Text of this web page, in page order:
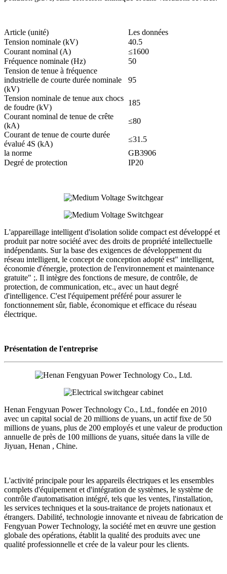
Article (unité)
Les données
Tension nominale (kV)
40.5
Courant nominal (A)
≤1600
Fréquence nominale (Hz)
50
Tension de tenue à fréquence
industrielle de courte durée nominale
(kV)
95
Tension nominale de tenue aux chocs
de foudre (kV)
185
Courant nominal de tenue de crête
(kA)
≤80
Courant de tenue de courte durée
évalué 4S (kA)
≤31.5
la norme
GB3906
Degré de protection
IP20
L'appareillage intelligent d'isolation solide compact est développé et
produit par notre société avec des droits de propriété intellectuelle
indépendants. Sur la base des exigences de développement du
réseau intelligent, le concept de conception adopté est" intelligent,
économie d'énergie, protection de l'environnement et maintenance
gratuite" ;. Il intègre des fonctions de mesure, de contrôle, de
protection, de communication, etc., avec un haut degré
d'intelligence. C'est l'équipement préféré pour assurer le
fonctionnement sûr, fiable, économique et efficace du réseau
électrique.
Présentation de l'entreprise
Henan Fengyuan Power Technology Co., Ltd., fondée en 2010
avec un capital social de 20 millions de yuans, un actif fixe de 50
millions de yuans, plus de 200 employés et une valeur de production
annuelle de près de 100 millions de yuans, située dans la ville de
Jiyuan, Henan , Chine.
L'activité principale pour les appareils électriques et les ensembles
complets d'équipement et d'intégration de systèmes, le système de
contrôle d'automatisation intégré, tels que les ventes, l'installation,
les services techniques et la sous-traitance de projets nationaux et
étrangers. Dabilité, technologie innovante et niveau de fabrication de
Fengyuan Power Technology, la société met en œuvre une gestion
globale des opérations, établit la qualité des produits avec une
qualité professionnelle et crée de la valeur pour les clients.